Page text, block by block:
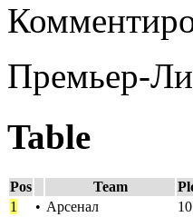
Премьер-
Table
Pos Team
1
• Арсенал 10